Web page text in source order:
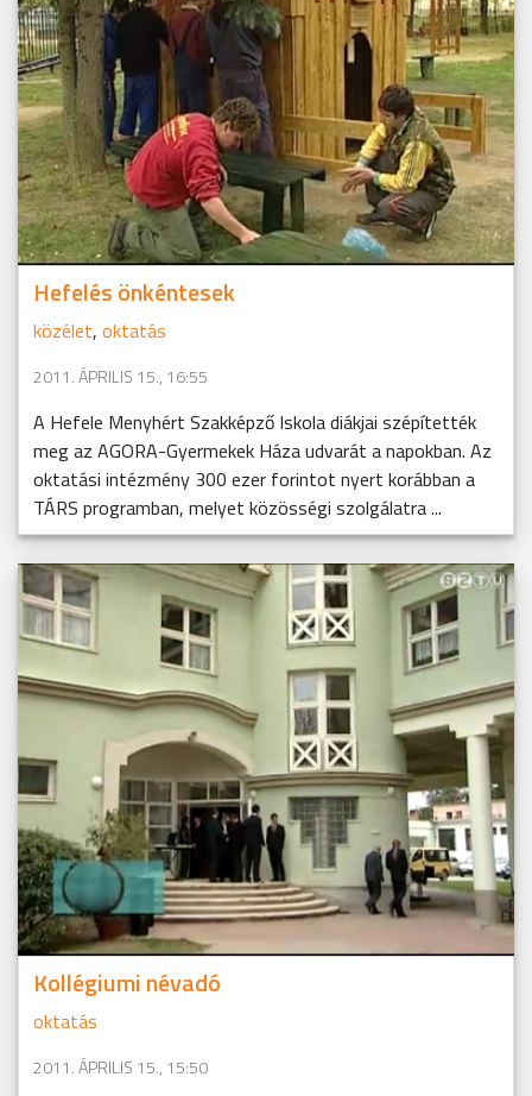
Hefelés önkéntesek
közélet, oktatás
2011. ÁPRILIS 15., 16:55
A Hefele Menyhért Szakképző Iskola diákjai szépítették
meg az AGORA-Gyermekek Háza udvarát a napokban. Az
oktatási intézmény 300 ezer forintot nyert korábban a
TÁRS programban, melyet közösségi szolgálatra ...
Kollégiumi névadó
oktatás
2011. ÁPRILIS 15., 15:50